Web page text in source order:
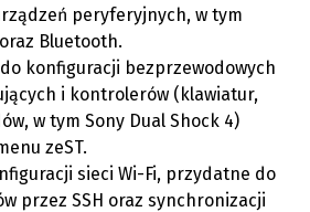
peryferyjnych, w tym
Bluetooth.
konfiguracji bezprzewodowych
i kontrolerów (klawiatur,
w tym Sony Dual Shock 4)
zeST.
sieci Wi-Fi, przydatne do
przez SSH oraz synchronizacji